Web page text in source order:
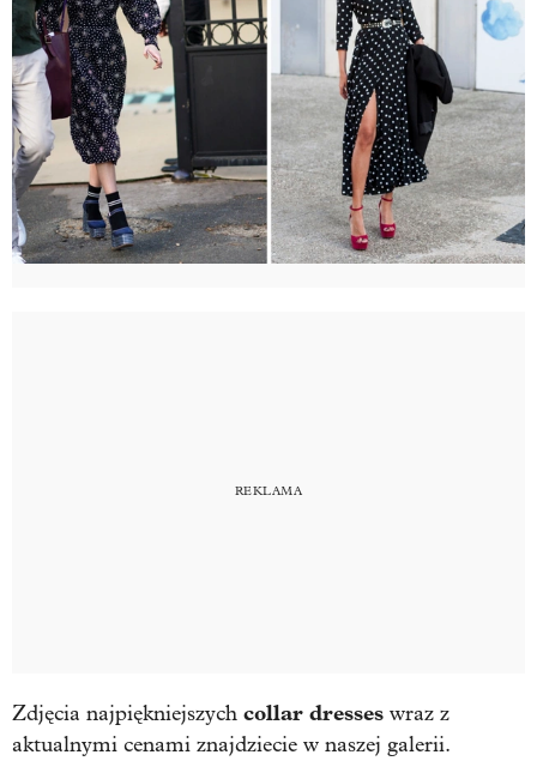
Zdjęcia najpiękniejszych collar dresses wraz z
aktualnymi cenami znajdziecie w naszej galerii.